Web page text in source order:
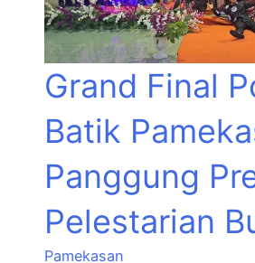
Grand Final
Batik
Panggung
Pelestarian
Pamekasan